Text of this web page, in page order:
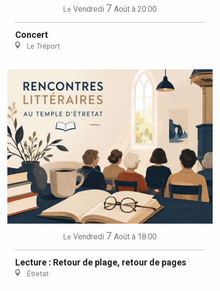
Le Vendredi 7 Août à 20:00
Concert
Le Tréport
Le Vendredi 7 Août à 18:00
Lecture : Retour de plage, retour de pages
Étretat